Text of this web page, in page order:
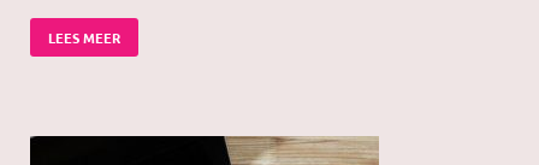
LEES MEER